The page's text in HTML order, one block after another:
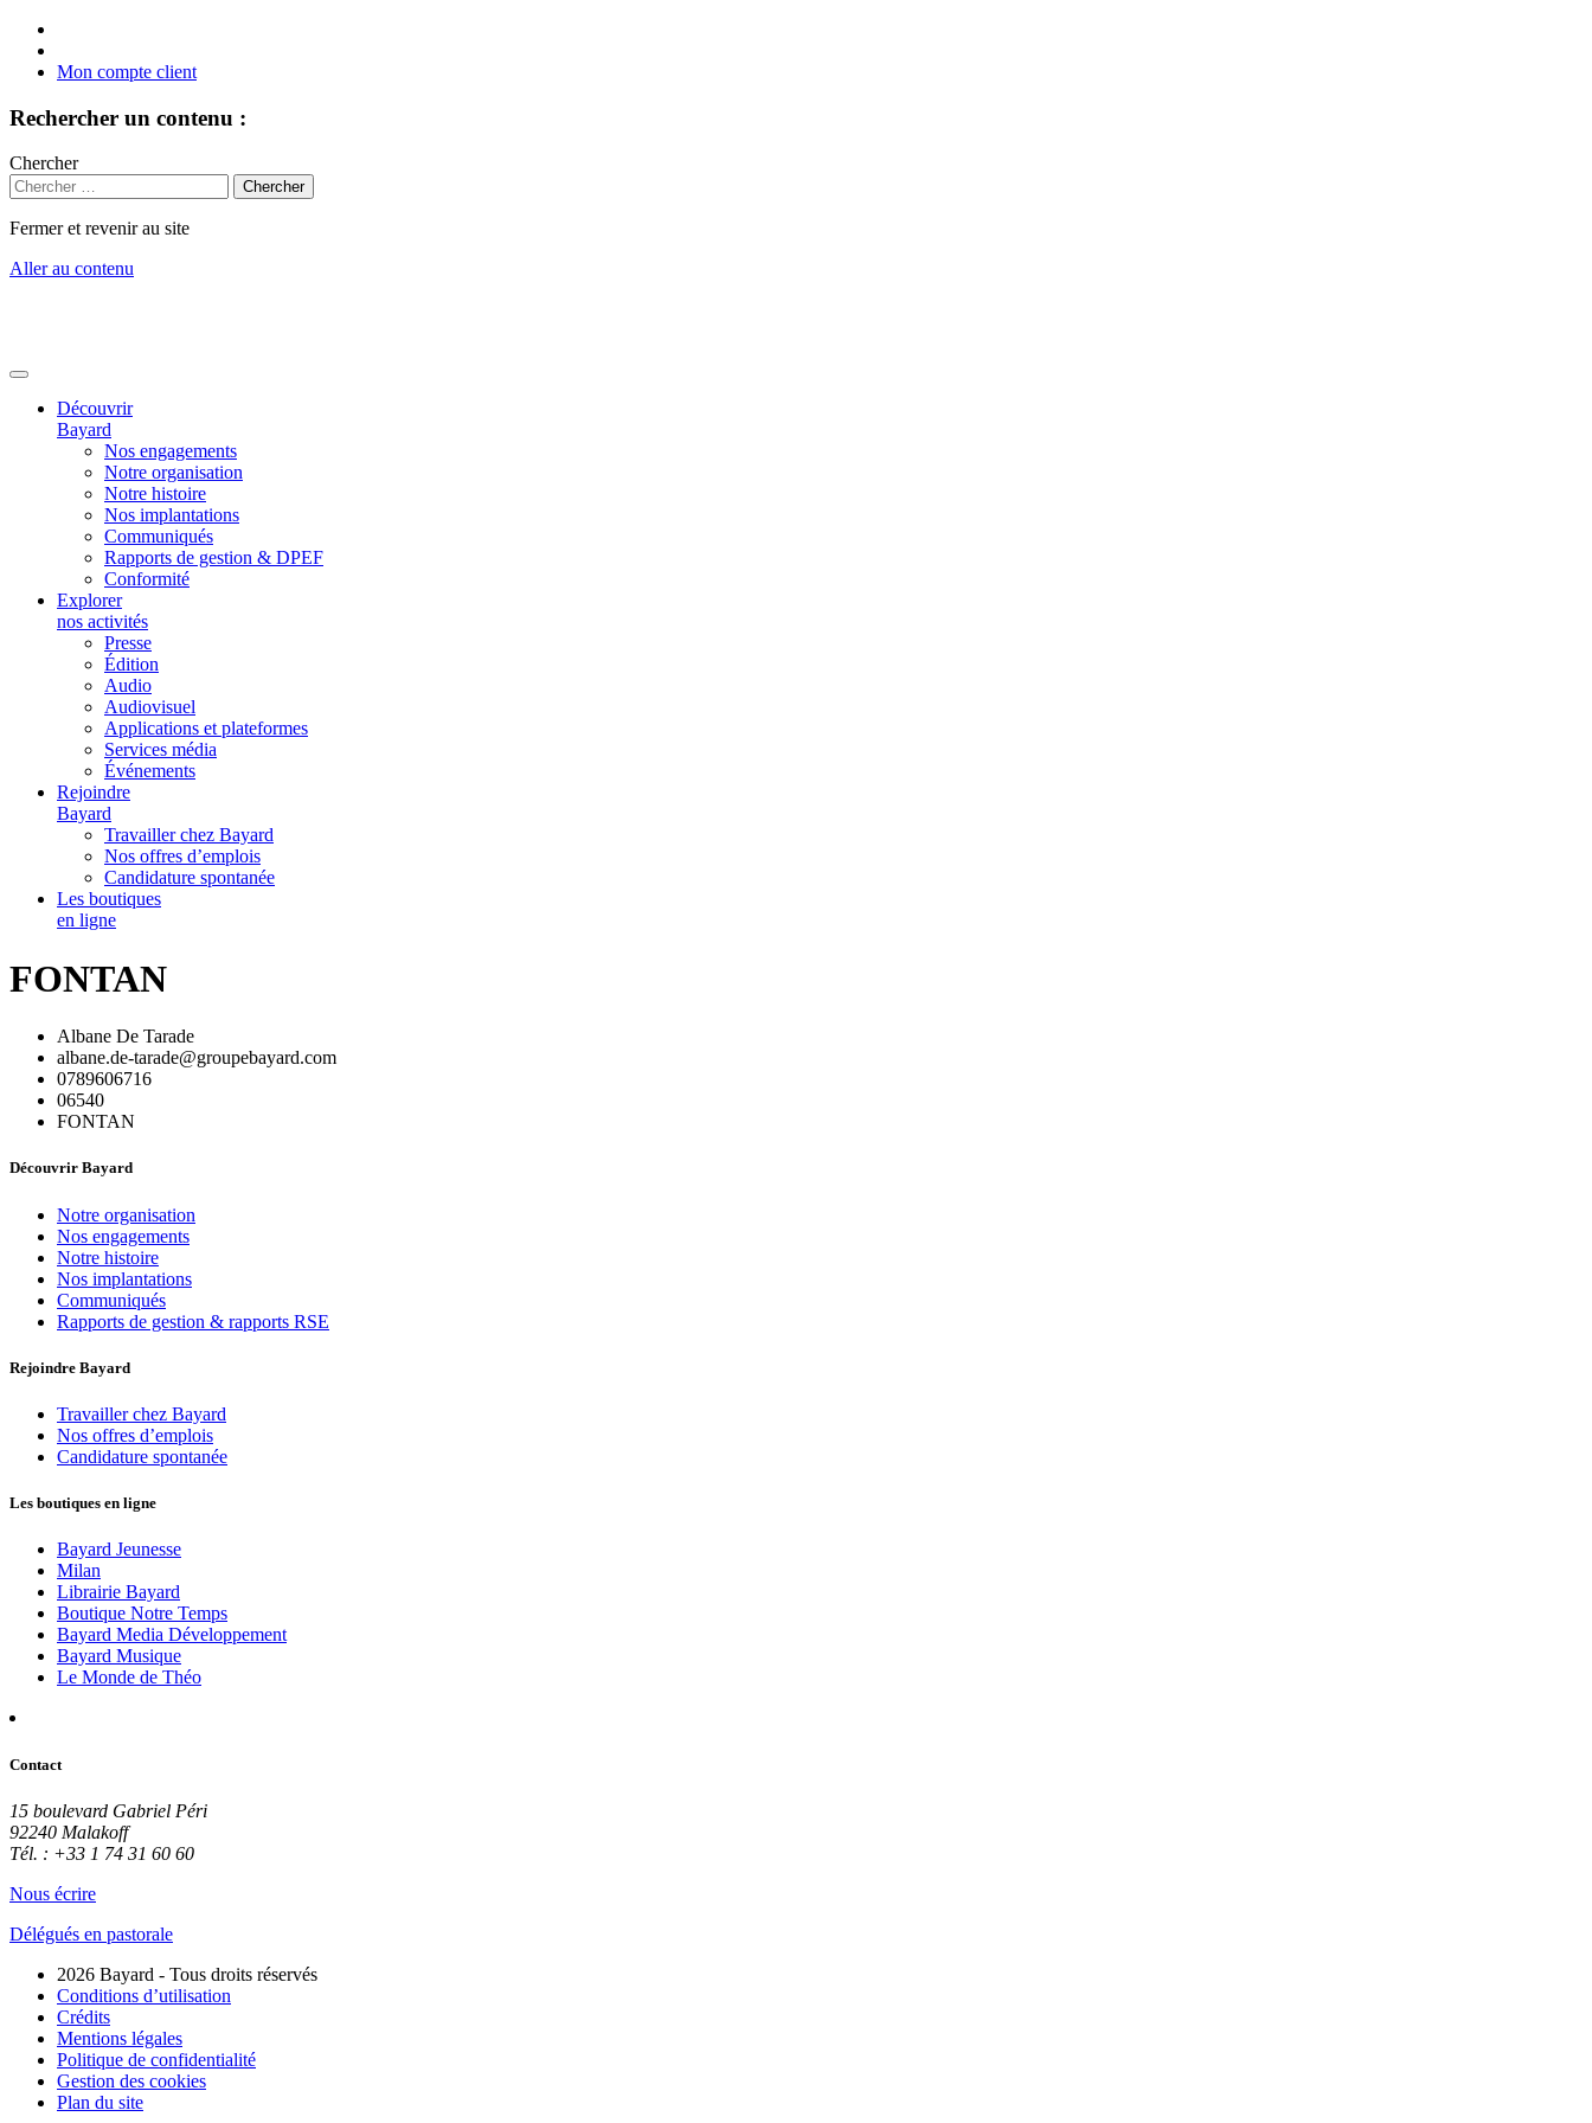
Mon compte client
Rechercher un contenu :
Chercher
Fermer et revenir au site
Aller au contenu
Découvrir
Bayard
Nos engagements
Notre organisation
Notre histoire
Nos implantations
Communiqués
Rapports de gestion & DPEF
Conformité
Explorer
nos activités
Presse
Édition
Audio
Audiovisuel
Applications et plateformes
Services média
Événements
Rejoindre
Bayard
Travailler chez Bayard
Nos offres d’emplois
Candidature spontanée
Les boutiques
en ligne
FONTAN
Albane De Tarade
albane.de-tarade@groupebayard.com
0789606716
06540
FONTAN
Découvrir Bayard
Notre organisation
Nos engagements
Notre histoire
Nos implantations
Communiqués
Rapports de gestion & rapports RSE
Rejoindre Bayard
Travailler chez Bayard
Nos offres d’emplois
Candidature spontanée
Les boutiques en ligne
Bayard Jeunesse
Milan
Librairie Bayard
Boutique Notre Temps
Bayard Media Développement
Bayard Musique
Le Monde de Théo
Contact
15 boulevard Gabriel Péri
92240 Malakoff
Tél. : +33 1 74 31 60 60
Nous écrire
Délégués en pastorale
2026 Bayard - Tous droits réservés
Conditions d’utilisation
Crédits
Mentions légales
Politique de confidentialité
Gestion des cookies
Plan du site